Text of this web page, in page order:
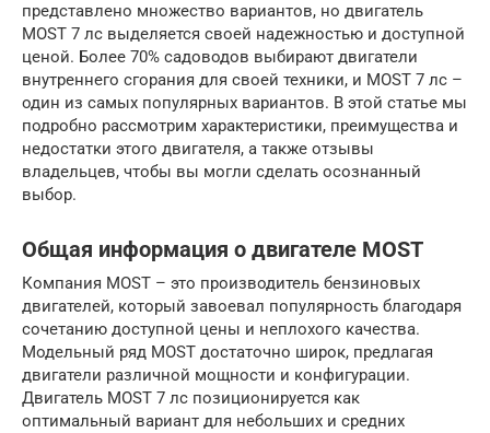
представлено множество вариантов, но двигатель
MOST 7 лс выделяется своей надежностью и доступной
ценой. Более 70% садоводов выбирают двигатели
внутреннего сгорания для своей техники, и MOST 7 лс –
один из самых популярных вариантов. В этой статье мы
подробно рассмотрим характеристики, преимущества и
недостатки этого двигателя, а также отзывы
владельцев, чтобы вы могли сделать осознанный
выбор.
Общая информация о двигателе MOST
Компания MOST – это производитель бензиновых
двигателей, который завоевал популярность благодаря
сочетанию доступной цены и неплохого качества.
Модельный ряд MOST достаточно широк, предлагая
двигатели различной мощности и конфигурации.
Двигатель MOST 7 лс позиционируется как
оптимальный вариант для небольших и средних